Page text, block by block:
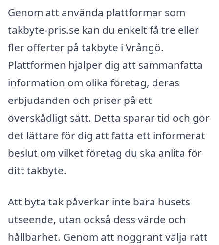
Genom att använda plattformar som
takbyte-pris.se kan du enkelt få tre eller
fler offerter på takbyte i Vrångö.
Plattformen hjälper dig att sammanfatta
information om olika företag, deras
erbjudanden och priser på ett
överskådligt sätt. Detta sparar tid och gör
det lättare för dig att fatta ett informerat
beslut om vilket företag du ska anlita för
ditt takbyte.
Att byta tak påverkar inte bara husets
utseende, utan också dess värde och
hållbarhet. Genom att noggrant välja rätt